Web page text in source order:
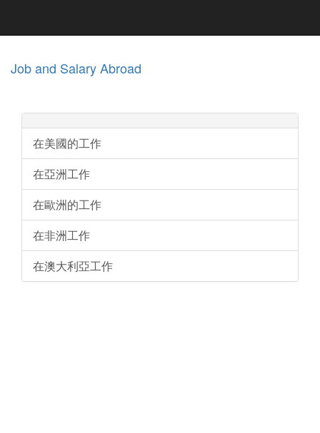
Job and Salary Abroad
在美國的工作
在亞洲工作
在歐洲的工作
在非洲工作
在澳大利亞工作